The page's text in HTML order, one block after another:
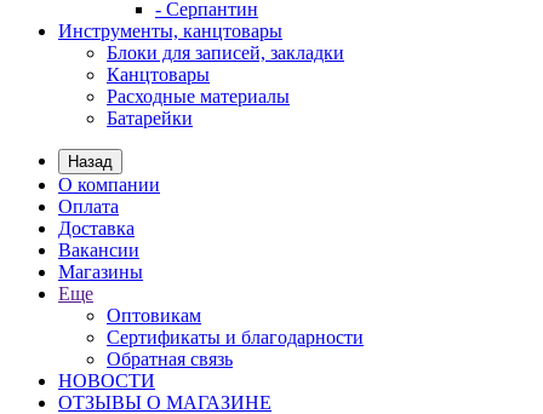
- Серпантин
Инструменты, канцтовары
Блоки для записей, закладки
Канцтовары
Расходные материалы
Батарейки
Назад
О компании
Оплата
Доставка
Вакансии
Магазины
Еще
Оптовикам
Сертификаты и благодарности
Обратная связь
НОВОСТИ
ОТЗЫВЫ О МАГАЗИНЕ